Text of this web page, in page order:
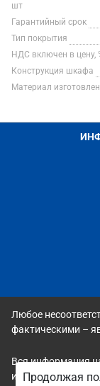
шт
Гарантийный срок
Тип покрытия
НДС включен в цену,
Конструкция шкафа
Материал
Любое
фактическими –
Вся информация
исключительно
Продолжая